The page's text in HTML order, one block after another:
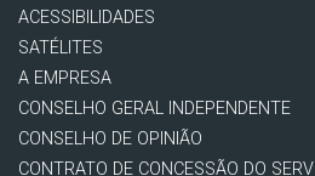
ACESSIBILIDADES
SATÉLITES
A EMPRESA
CONSELHO GERAL INDEPENDENTE
CONSELHO DE OPINIÃO
CONTRATO DE CONCESSÃO DO